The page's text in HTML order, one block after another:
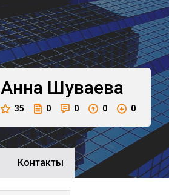
Анна Шуваева
35 0 0 0 0
Контакты